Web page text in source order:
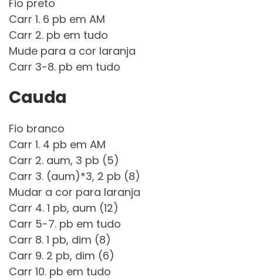
Fio preto
Carr 1. 6 pb em AM
Carr 2. pb em tudo
Mude para a cor laranja
Carr 3-8. pb em tudo
Cauda
Fio branco
Carr 1. 4 pb em AM
Carr 2. aum, 3 pb (5)
Carr 3. (aum)*3, 2 pb (8)
Mudar a cor para laranja
Carr 4. 1 pb, aum (12)
Carr 5-7. pb em tudo
Carr 8. 1 pb, dim (8)
Carr 9. 2 pb, dim (6)
Carr 10. pb em tudo